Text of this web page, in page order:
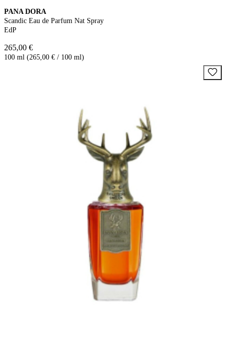
PANA DORA
Scandic Eau de Parfum Nat Spray
EdP
265,00 €
100 ml (265,00 € / 100 ml)